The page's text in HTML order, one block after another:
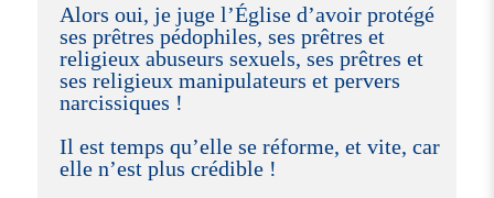
Alors oui, je juge l’Église d’avoir protégé
ses prêtres pédophiles, ses prêtres et
religieux abuseurs sexuels, ses prêtres et
ses religieux manipulateurs et pervers
narcissiques !
Il est temps qu’elle se réforme, et vite, car
elle n’est plus crédible !